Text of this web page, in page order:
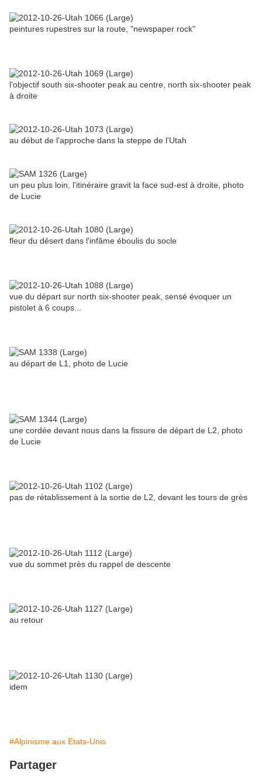
peintures rupestres sur la route, "newspaper rock"
l'objectif south six-shooter peak au centre, north six-shooter peak
à droite
au début de l'approche dans la steppe de l'Utah
un peu plus loin, l'itinéraire gravit la face sud-est à droite, photo
de Lucie
fleur du désert dans l'infâme éboulis du socle
vue du départ sur north six-shooter peak, sensé évoquer un
pistolet à 6 coups...
au départ de L1, photo de Lucie
une cordée devant nous dans la fissure de départ de L2, photo
de Lucie
pas de rétablissement à la sortie de L2, devant les tours de grès
vue du sommet près du rappel de descente
au retour
idem
#Alpinisme aux Etats-Unis
Partager